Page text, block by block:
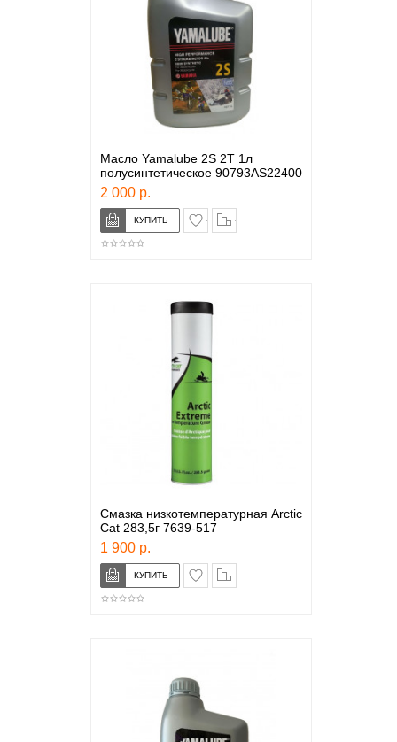
Масло Yamalube 2S 2T 1л
полусинтетическое 90793AS22400
2 000 р.
в закладки
Смазка низкотемпературная Arctic
Cat 283,5г 7639-517
1 900 р.
в закладки